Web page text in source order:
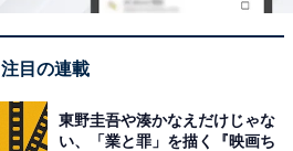
注目の連載
東野圭吾や湊かなえだけじゃな
い、「業と罪」を描く『映画ち